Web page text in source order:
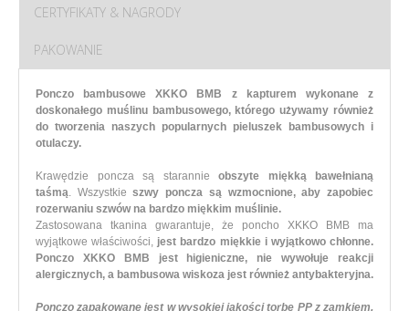
CERTYFIKATY & NAGRODY
PAKOWANIE
Ponczo bambusowe XKKO BMB z kapturem wykonane z
doskonałego muślinu bambusowego, którego używamy również
do tworzenia naszych popularnych pieluszek bambusowych i
otulaczy.
Krawędzie poncza są starannie obszyte miękką bawełnianą
taśmą . Wszystkieszwy poncza są wzmocnione, aby zapobiec
rozerwaniu szwów na bardzo miękkim muślinie.
Zastosowana tkanina gwarantuje, że poncho XKKO BMB ma
wyjątkowe właściwości, jest bardzo miękkie i wyjątkowo chłonne.
Ponczo XKKO BMB jest higieniczne, nie wywołuje reakcji
alergicznych, a bambusowa wiskoza jest również antybakteryjna.
Ponczo zapakowane jest w wysokiej jakości torbę PP z zamkiem,